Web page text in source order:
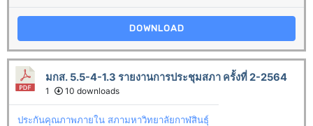
DOWNLOAD
มกส. 5.5-4-1.3 รายงานการประชุมสภา ครั้งที่ 2-2564
1 10 downloads
ประกันคุณภาพภายใน สภามหาวิทยาลัยกาฬสินธุ์